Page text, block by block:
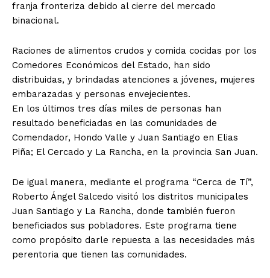
franja fronteriza debido al cierre del mercado
binacional.
Raciones de alimentos crudos y comida cocidas por los
Comedores Económicos del Estado, han sido
distribuidas, y brindadas atenciones a jóvenes, mujeres
embarazadas y personas envejecientes.
En los últimos tres días miles de personas han
resultado beneficiadas en las comunidades de
Comendador, Hondo Valle y Juan Santiago en Elias
Piña; El Cercado y La Rancha, en la provincia San Juan.
De igual manera, mediante el programa “Cerca de Tí”,
Roberto Ángel Salcedo visitó los distritos municipales
Juan Santiago y La Rancha, donde también fueron
beneficiados sus pobladores. Este programa tiene
como propósito darle repuesta a las necesidades más
perentoria que tienen las comunidades.